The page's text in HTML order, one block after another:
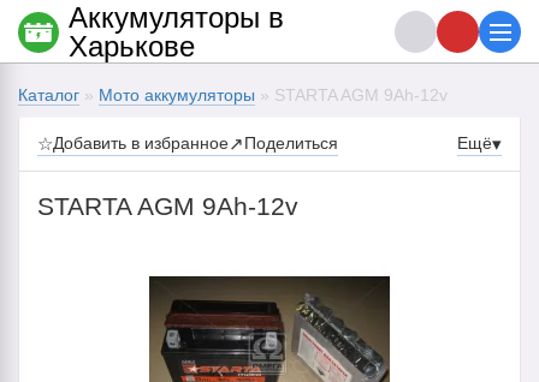
Каталог » Мото аккумуляторы » STARTA AGM 9Ah-12v
☆Добавить в избранное↗Поделиться Ещё▾
STARTA AGM 9Ah-12v
Аккумуляторы в
Харькове